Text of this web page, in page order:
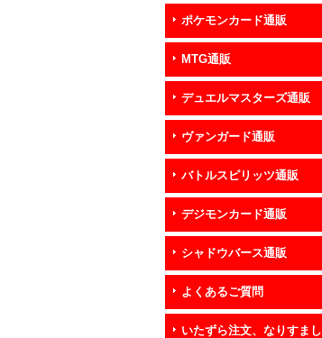
ポケモンカード通販
MTG通販
デュエルマスターズ通販
ヴァンガード通販
バトルスピリッツ通販
デジモンカード通販
シャドウバース通販
よくあるご質問
いたずら注文、なりすまし